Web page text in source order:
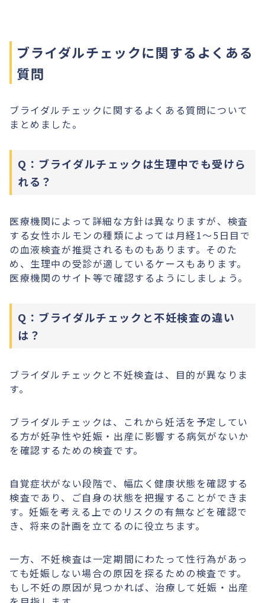
ブライダルチェックに関するよくある
質問
ブライダルチェックに関するよくある質問について
まとめました。
Q：ブライダルチェックは生理中でも受けら
れる？
医療機関によって詳細な方針は異なりますが、検査
する女性ホルモンの種類によっては月経1～5日目で
の血液検査が推奨されるものもあります。そのた
め、生理中の受診が適しているケースもあります。
医療機関のサイト等で確認するようにしましょう。
Q：ブライダルチェックと不妊検査の違い
は？
ブライダルチェックと不妊検査は、目的が異なりま
す。
ブライダルチェックは、これから妊活を予定してい
る方が妊孕性や妊娠・出産に影響する病気がないか
を確認するための検査です。
自覚症状がない段階で、幅広く健康状態を確認する
検査であり、ご自身の状態を把握することができま
す。妊娠を考える上でのリスクの有無などを確認で
き、将来の計画を立てるのに役立ちます。
一方、不妊検査は一定期間にわたって性行為があっ
ても妊娠しない場合の原因を探るための検査です。
もし不妊の原因が見つかれば、治療して妊娠・出産